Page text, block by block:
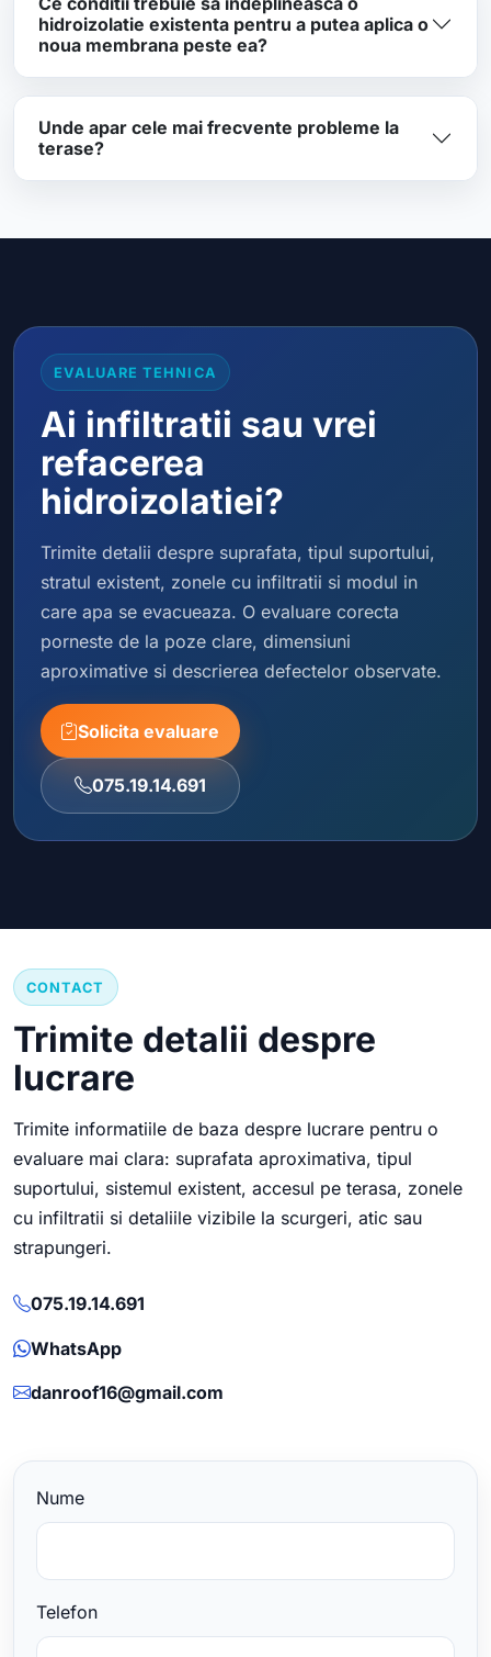
hidroizolatie existenta pentru a putea aplica o
noua membrana peste ea?
Unde apar cele mai frecvente probleme la
terase?
EVALUARE TEHNICA
Ai infiltratii sau vrei
refacerea
hidroizolatiei?
Trimite detalii despre suprafata, tipul suportului,
stratul existent, zonele cu infiltratii si modul in
care apa se evacueaza. O evaluare corecta
porneste de la poze clare, dimensiuni
aproximative si descrierea defectelor observate.
Solicita evaluare
075.19.14.691
CONTACT
Trimite detalii despre
lucrare
Trimite informatiile de baza despre lucrare pentru o
evaluare mai clara: suprafata aproximativa, tipul
suportului, sistemul existent, accesul pe terasa, zonele
cu infiltratii si detaliile vizibile la scurgeri, atic sau
strapungeri.
075.19.14.691
WhatsApp
danroof16@gmail.com
Nume
Telefon